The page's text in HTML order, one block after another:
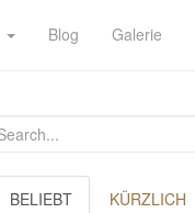
Blog Galerie
BELIEBT KÜRZLICH